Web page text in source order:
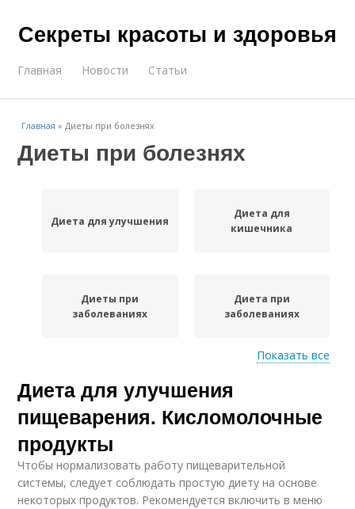
Секреты красоты и здоровья
Главная Новости Статьи
Главная »Диеты при болезнях
Диеты при болезнях
Диета для улучшения
Диета для
кишечника
Диеты при
заболеваниях
Диета при
заболеваниях
Продукты при диете
нормализации
Показать все
Диета для улучшения
пищеварения. Кисломолочные
продукты
Чтобы нормализовать работу пищеварительной
системы, следует соблюдать простую диету на основе
некоторых продуктов. Рекомендуется включить в меню